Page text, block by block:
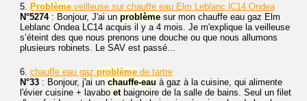
5. Problème veilleuse sur chauffe eau Elm Leblanc lC14 Ondea
N°5274: Bonjour, J'ai un problème sur mon chauffe eau gaz Elm
Leblanc Ondea LC14 acquis il y a 4 mois. Je m'explique la veilleuse
s’éteint des que nous prenons une douche ou que nous allumons
plusieurs robinets. Le SAV est passé...
6. chauffe eau gaz problème de tartre
N°33 : Bonjour, j'ai un chauffe-eau à gaz à la cuisine, qui alimente
l'évier cuisine + lavabo et baignoire de la salle de bains. Seul un filet